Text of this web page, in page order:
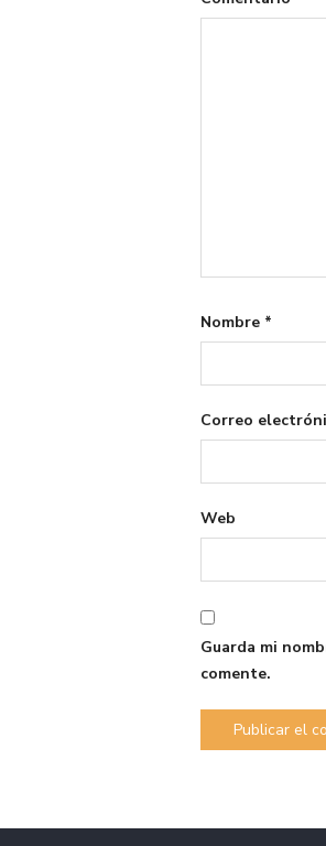
Nombre *
Correo
Web
Guarda mi
comente.